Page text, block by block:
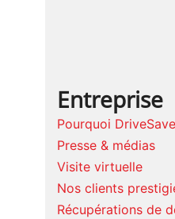
Entreprise
Pourquoi
Presse & médias
Visite virtuelle
Nos clients
Récupérations de